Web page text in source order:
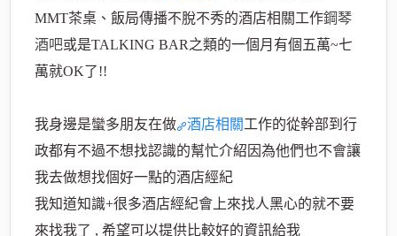
MMT茶桌、飯局傳播不脫不秀的酒店相關工作鋼琴
酒吧或是TALKING BAR之類的一個月有個五萬~七
萬就OK了!!
我身邊是蠻多朋友在做 酒店相關工作的從幹部到行
政都有不過不想找認識的幫忙介紹因為他們也不會讓
我去做想找個好一點的酒店經紀
我知道知識+很多酒店經紀會上來找人黑心的就不要
來找我了 , 希望可以提供比較好的資訊給我